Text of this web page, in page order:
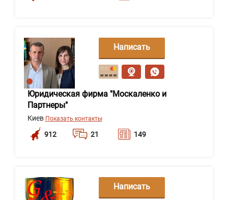
Юридическая фирма "Москаленко и
Партнеры"
Киев Показать контакты
912 21 149
Написать
сообщение
Написать